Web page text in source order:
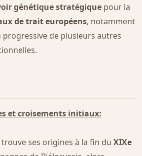
génétique stratégiquepour la
de trait européens, notamment
de plusieurs autres
et croisements initiaux:
ses origines à la fin du XIXe